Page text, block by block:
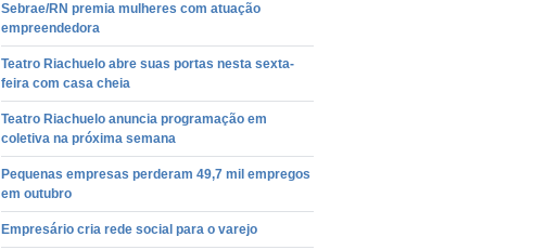
Sebrae/RN premia mulheres com atuação
empreendedora
Teatro Riachuelo abre suas portas nesta sexta-
feira com casa cheia
Teatro Riachuelo anuncia programação em
coletiva na próxima semana
Pequenas empresas perderam 49,7 mil empregos
em outubro
Empresário cria rede social para o varejo